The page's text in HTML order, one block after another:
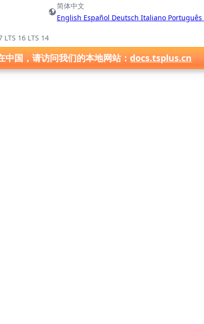
LTS 16 LTS 14
简体中文
English Español Deutsch Italiano Português
中国，请访问我们的本地网站：docs.tsplus.cn